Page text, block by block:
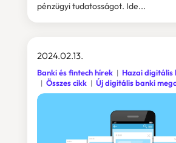
pénzügyi tudatosságot. Ide...
2024.02.13.
Banki és fintech hírek
Hazai digitális
Összes cikk
Új digitális banki